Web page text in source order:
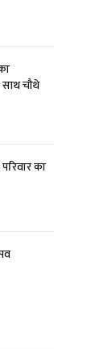
चौथे
का